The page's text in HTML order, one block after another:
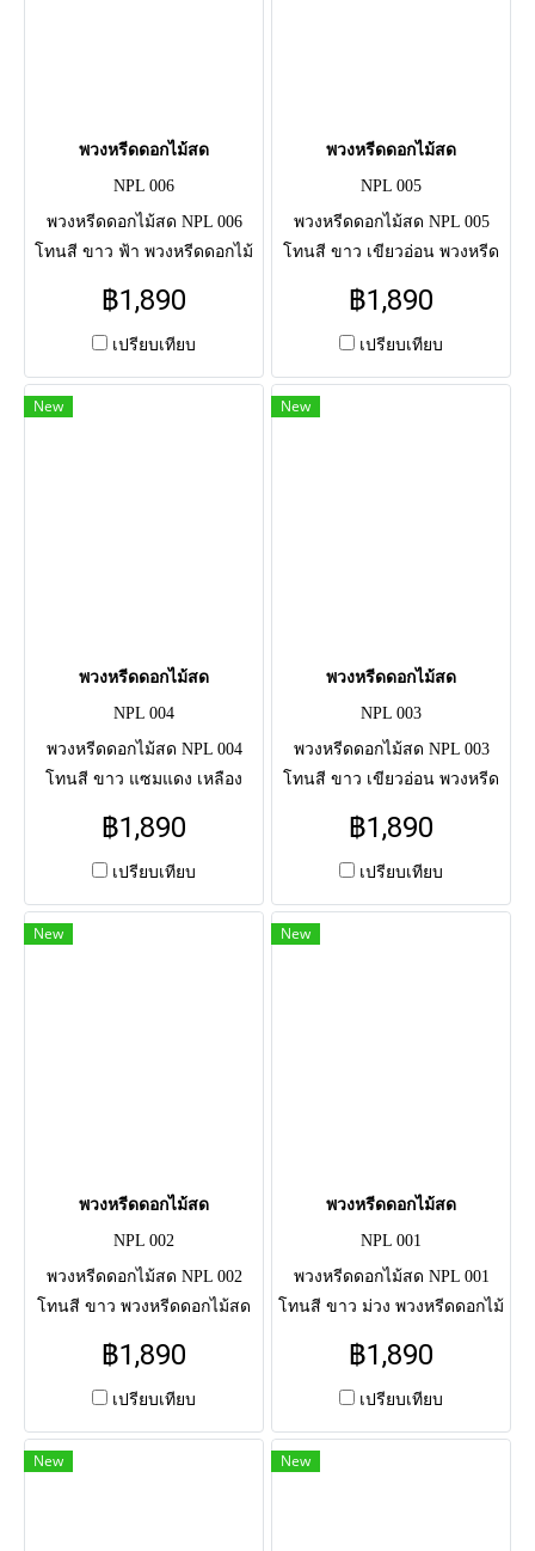
พวงหรีดดอกไม้สด
NPL 006
พวงหรีดดอกไม้สด NPL 006
โทนสี ขาว ฟ้า พวงหรีดดอกไม้
ชนม์ครั้งสุดท้าย จัดโดยช่างมือ
อาชีพ จัดส่งตรงถึงศาลาวัด
฿1,890
เปรียบเทียบ
พวงหรีดดอกไม้สด
NPL 005
พวงหรีดดอกไม้สด NPL 005
โทนสี ขาว เขียวอ่อน พวงหรีด
ผู้วายชนม์ครั้งสุดท้าย จัดโดย
ช่างมืออาชีพ จัดส่งตรงถึงศาลา
฿1,890
เปรียบเทียบ
New
พวงหรีดดอกไม้สด
NPL 004
พวงหรีดดอกไม้สด NPL 004
โทนสี ขาว แซมแดง เหลือง
อาลัย แด่ผู้วายชนม์ครั้งสุดท้าย
จัดโดยช่างมืออาชีพ จัดส่งตรง
฿1,890
เปรียบเทียบ
New
พวงหรีดดอกไม้สด
NPL 003
พวงหรีดดอกไม้สด NPL 003
โทนสี ขาว เขียวอ่อน พวงหรีด
ผู้วายชนม์ครั้งสุดท้าย จัดโดย
ช่างมืออาชีพ จัดส่งตรงถึงศาลา
฿1,890
เปรียบเทียบ
New
พวงหรีดดอกไม้สด
NPL 002
พวงหรีดดอกไม้สด NPL 002
โทนสี ขาว พวงหรีดดอกไม้สด
ครั้งสุดท้าย จัดโดยช่างมือ
อาชีพ จัดส่งตรงถึงศาลาวัด
฿1,890
เปรียบเทียบ
New
พวงหรีดดอกไม้สด
NPL 001
พวงหรีดดอกไม้สด NPL 001
โทนสี ขาว ม่วง พวงหรีดดอกไม้
ชนม์ครั้งสุดท้าย จัดโดยช่างมือ
อาชีพ จัดส่งตรงถึงศาลาวัด
฿1,890
เปรียบเทียบ
New New